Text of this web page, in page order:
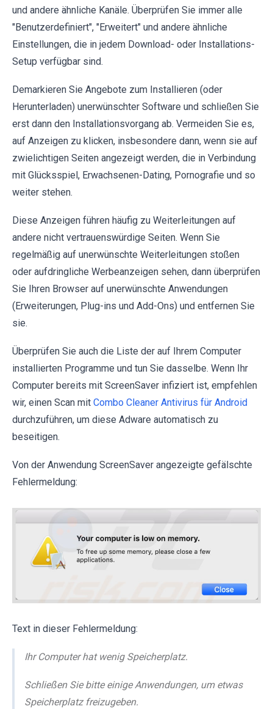
und andere ähnliche Kanäle. Überprüfen Sie immer alle
"Benutzerdefiniert", "Erweitert" und andere ähnliche
Einstellungen, die in jedem Download- oder Installations-
Setup verfügbar sind.
Demarkieren Sie Angebote zum Installieren (oder
Herunterladen) unerwünschter Software und schließen Sie
erst dann den Installationsvorgang ab. Vermeiden Sie es,
auf Anzeigen zu klicken, insbesondere dann, wenn sie auf
zwielichtigen Seiten angezeigt werden, die in Verbindung
mit Glücksspiel, Erwachsenen-Dating, Pornografie und so
weiter stehen.
Diese Anzeigen führen häufig zu Weiterleitungen auf
andere nicht vertrauenswürdige Seiten. Wenn Sie
regelmäßig auf unerwünschte Weiterleitungen stoßen
oder aufdringliche Werbeanzeigen sehen, dann überprüfen
Sie Ihren Browser auf unerwünschte Anwendungen
(Erweiterungen, Plug-ins und Add-Ons) und entfernen Sie
sie.
Überprüfen Sie auch die Liste der auf Ihrem Computer
installierten Programme und tun Sie dasselbe. Wenn Ihr
Computer bereits mit ScreenSaver infiziert ist, empfehlen
wir, einen Scan mit Combo Cleaner Antivirus für Android
durchzuführen, um diese Adware automatisch zu
beseitigen.
Von der Anwendung ScreenSaver angezeigte gefälschte
Fehlermeldung:
Text in dieser Fehlermeldung:
Ihr Computer hat wenig Speicherplatz.
Schließen Sie bitte einige Anwendungen, um etwas
Speicherplatz freizugeben.